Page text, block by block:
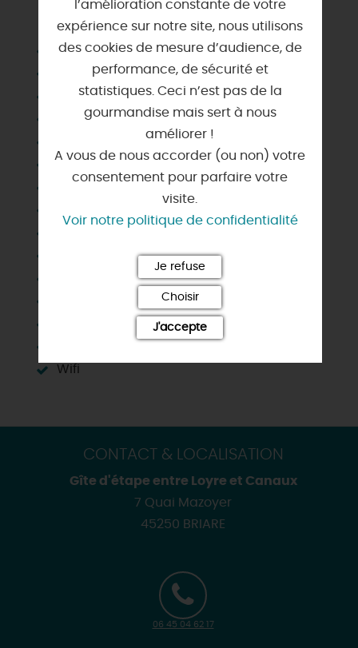
SERVICES & ÉQUIPEMENTS
Animaux acceptés
Ascenseur
Chaise haute
Cuisine collective
Jeux enfants en intérieur
Matériel bébé, enfant
Nettoyage / ménage en fin de séjour
Wifi
CONTACT & LOCALISATION
Gîte d'étape entre Loyre et Canaux
7 Quai Mazoyer
45250 BRIARE
06 45 04 62 17
l’amélioration constante de votre
expérience sur notre site, nous utilisons
des cookies de mesure d’audience, de
performance, de sécurité et
statistiques. Ceci n’est pas de la
gourmandise mais sert à nous
améliorer !
A vous de nous accorder (ou non) votre
consentement pour parfaire votre
visite.
Voir notre politique de confidentialité
Je refuse
Choisir
J'accepte